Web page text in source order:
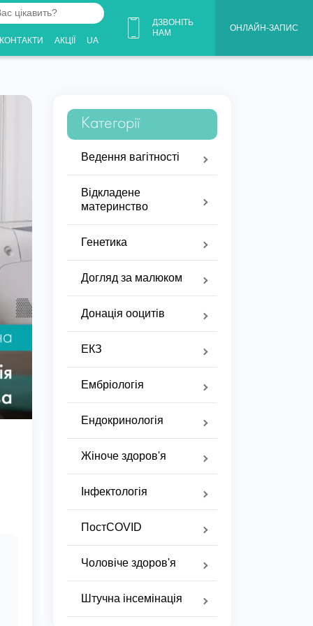
КОНТАКТИ АКЦІЇ UA
ДЗВОНІТЬ
НАМ
ОНЛАЙН-ЗАПИС
Категорії
Ведення вагітності
Відкладене
материнство
Генетика
Догляд за малюком
Донація ооцитів
ЕКЗ
Ембріологія
Ендокринологія
Жіноче здоров'я
Інфектологія
ПостCOVID
Чоловіче здоров'я
Штучна інсемінація